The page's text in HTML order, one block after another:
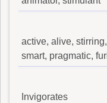
active, alive,
smart, pragmatic,
Invigorates